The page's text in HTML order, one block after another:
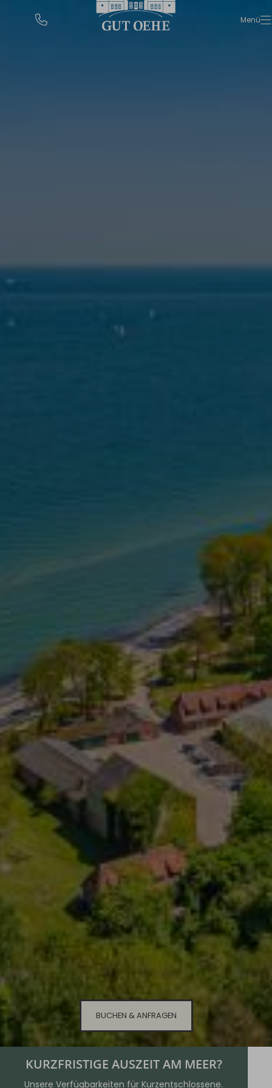
urlaub@gut-oehe.de Menü
BUCHEN & ANFRAGEN
KURZFRISTIGE AUSZEIT AM MEER?
Unsere Verfügbarkeiten für Kurzentschlossene.